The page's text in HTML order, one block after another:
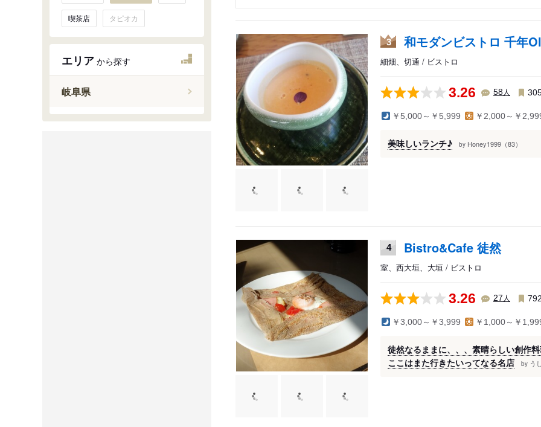
喫茶店 タピオカ
エリア から探す
岐阜県
岐阜・大垣・揖斐川
美濃加茂・郡上
多治見・恵那・中津川
3 和モダンビストロ 千年
細畑、切通 / ビストロ
3.26 58人
￥5,000～￥5,999 ￥2,000～￥
美味しいランチ♪ by Honey1999（83）
4 Bistro&Cafe 徒然
室、西大垣、大垣 / ビストロ
3.26 27 人 792
￥3,000～￥3,999 ￥1,000～￥
徒然なるままに、、、素晴らしい創作
ここはまた行きたいってなる名店 by う